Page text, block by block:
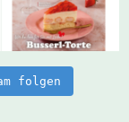
folgen